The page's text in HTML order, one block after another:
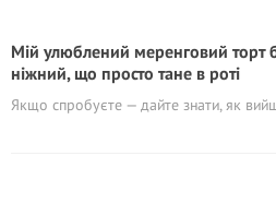
Мій улюблений меренговий торт
ніжний, що просто тане в роті
Якщо спробуєте — дайте знати, як